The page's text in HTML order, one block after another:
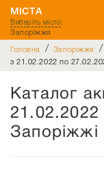
МІСТА
Виберіть місто:
Запоріжжя
Головна / Запоріжжя /
з 21.02.2022 по
Каталог
21.02.2022
Запоріжжі